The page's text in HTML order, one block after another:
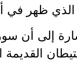
الذي ظهر في
إلى أن
القديمة